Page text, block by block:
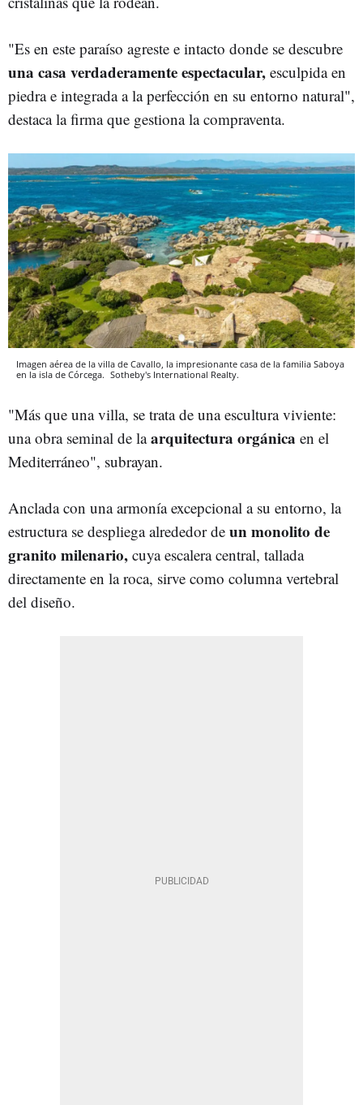
"Es en este paraíso agreste e intacto donde se descubre
una casa verdaderamente espectacular, esculpida en
piedra e integrada a la perfección en su entorno natural",
destaca la firma que gestiona la compraventa.
Imagen aérea de la villa de Cavallo, la impresionante casa de la familia Saboya
en la isla de Córcega. Sotheby's International Realty.
"Más que una villa, se trata de una escultura viviente:
una obra seminal de laarquitectura orgánica en el
Mediterráneo", subrayan.
Anclada con una armonía excepcional a su entorno, la
estructura se despliega alrededor de un monolito de
granito milenario, cuya escalera central, tallada
directamente en la roca, sirve como columna vertebral
del diseño.